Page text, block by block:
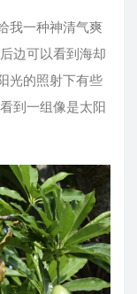
我一种神清气爽
边可以看到海却
光的照射下有些
到一组像是太阳